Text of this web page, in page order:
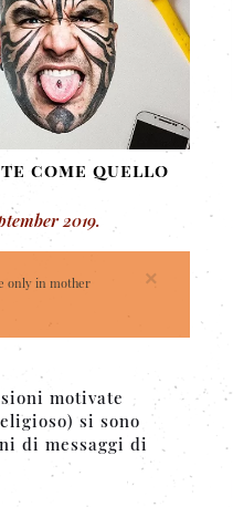
come quello
2019.
×
only in mother
motivate
si sono
di messaggi di